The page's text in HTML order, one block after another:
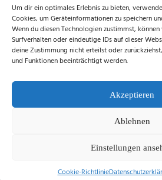
Um dir ein optimales Erlebnis zu bieten,
Cookies, um Geräteinformationen zu speichern
Wenn du diesen Technologien zustimmst,
Surfverhalten oder eindeutige IDs auf dieser
deine Zustimmung nicht erteilst oder
und Funktionen beeinträchtigt werden.
Akzeptieren
Ablehnen
Einstellungen
Cookie-Richtlinie
Einwilligung jederzeit für die Zukunft per E-
stephan@stephangrabmeier.de widerrufen.)